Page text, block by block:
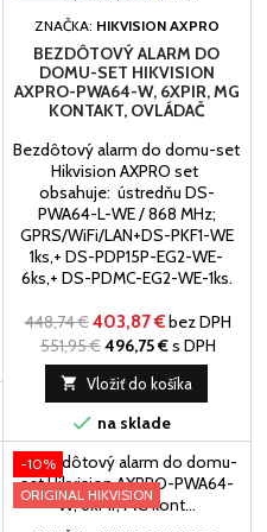
ZNAČKA: HIKVISION AXPRO
BEZDÔTOVÝ ALARM DO
DOMU-SET HIKVISION
AXPRO-PWA64-W, 6XPIR, MG
KONTAKT, OVLÁDAČ
Bezdôtový alarm do domu-set
Hikvision AXPRO set
obsahuje: ústredňu DS-
PWA64-L-WE / 868 MHz;
GPRS/WiFi/LAN+DS-PKF1-WE
1ks,+ DS-PDP15P-EG2-WE-
6ks,+ DS-PDMC-EG2-WE-1ks.
448,74 €403,87 €bez DPH
551,95 €496,75 €s DPH
 Vložiť do košíka
 na sklade
-10%
ORIGINAL HIKVISION